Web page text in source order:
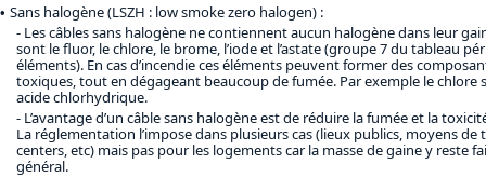
Sans halogène (LSZH : low smoke zero halogen) :
Les câbles sans halogène ne contiennent aucun halogène dans leur
sont le fluor, le chlore, le brome, l’iode et l’astate (groupe 7 du tableau
éléments). En cas d’incendie ces éléments peuvent former des
toxiques, tout en dégageant beaucoup de fumée. Par exemple le chlore
acide chlorhydrique.
L’avantage d’un câble sans halogène est de réduire la fumée et la
La réglementation l’impose dans plusieurs cas (lieux publics, moyens
centers, etc) mais pas pour les logements car la masse de gaine y reste
général.